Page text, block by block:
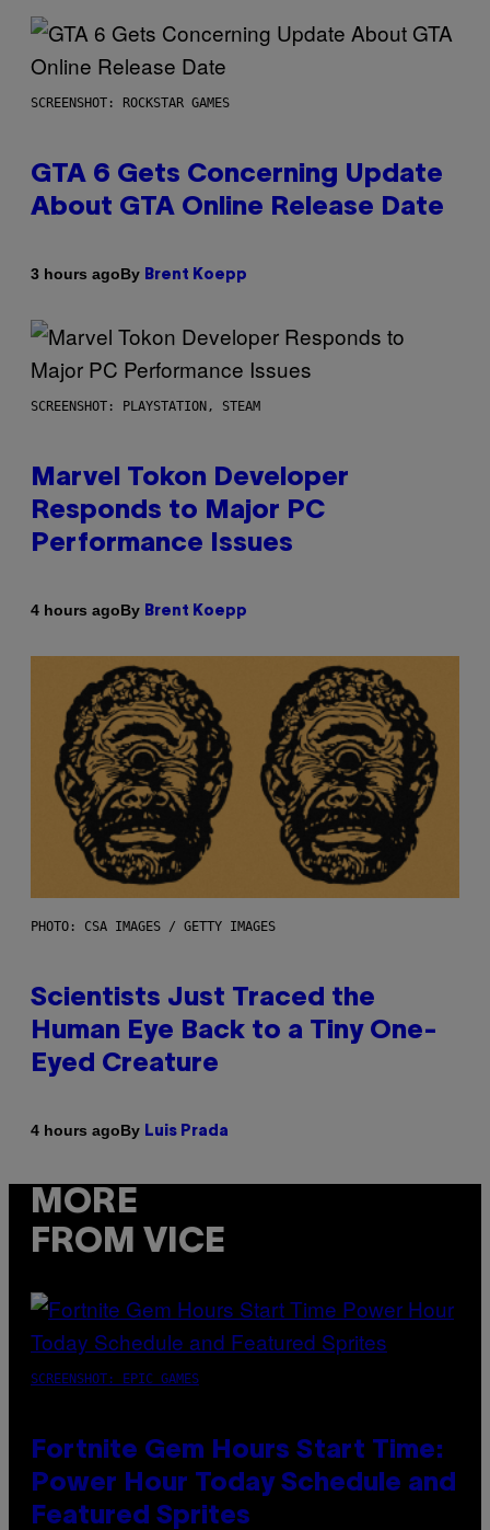
SCREENSHOT: ROCKSTAR GAMES
GTA 6 Gets Concerning Update
About GTA Online Release Date
3 hours agoBy Brent Koepp
SCREENSHOT: PLAYSTATION, STEAM
Marvel Tokon Developer
Responds to Major PC
Performance Issues
4 hours agoBy Brent Koepp
PHOTO: CSA IMAGES / GETTY IMAGES
Scientists Just Traced the
Human Eye Back to a Tiny One-
Eyed Creature
4 hours agoBy Luis Prada
MORE
FROM VICE
SCREENSHOT: EPIC GAMES
Fortnite Gem Hours Start Time:
Power Hour Today Schedule and
Featured Sprites